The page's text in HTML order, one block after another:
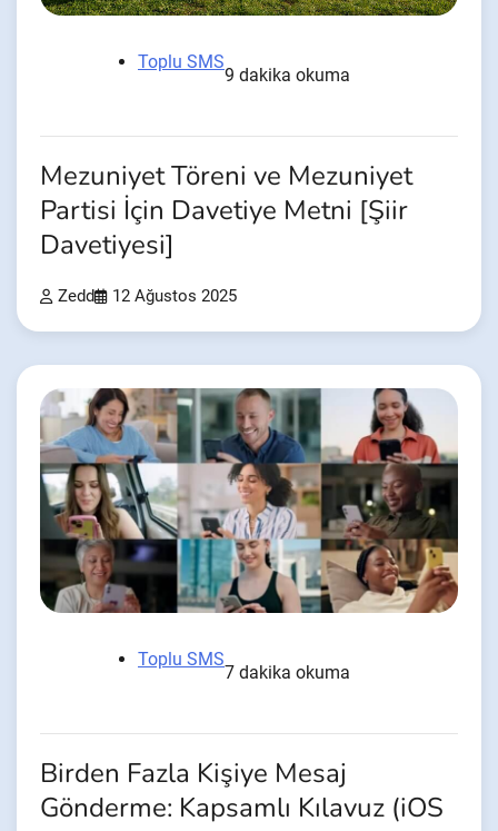
Toplu SMS
9 dakika okuma
Mezuniyet Töreni ve Mezuniyet
Partisi İçin Davetiye Metni [Şiir
Davetiyesi]
Zedd 12 Ağustos 2025
Toplu SMS
7 dakika okuma
Birden Fazla Kişiye Mesaj
Gönderme: Kapsamlı Kılavuz (iOS